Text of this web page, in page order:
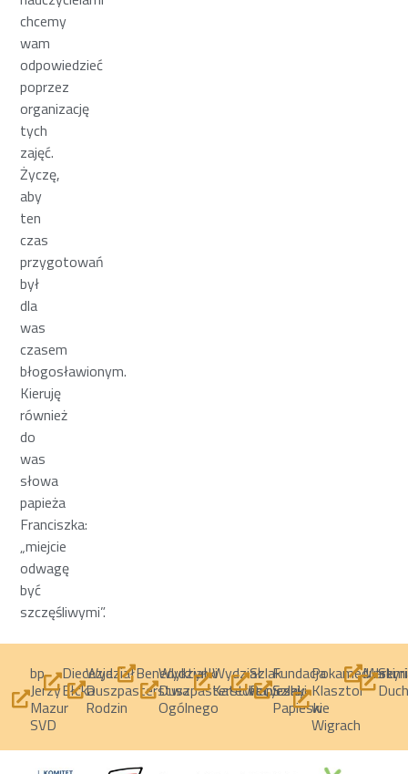
chcemy
wam
odpowiedzieć
poprzez
organizację
tych
zajęć.
Życzę,
aby
ten
czas
przygotowań
był
dla
was
czasem
błogosławionym.
Kieruję
również
do
was
słowa
papieża
Franciszka:
„miejcie
odwagę
być
szczęśliwymi”.
bp
Jerzy
Mazur
SVD
Diecezja
Ełcka
Wydział
Duszpasterstwa
Rodzin
Benedyktynki
Wydział
Duszpasterstwa
Ogólnego
Wydział
Katechetyczny
Szlak
Papieski
Fundacja
Szlaki
Papieskie
Pokamedulski
Klasztor
w
Wigrach